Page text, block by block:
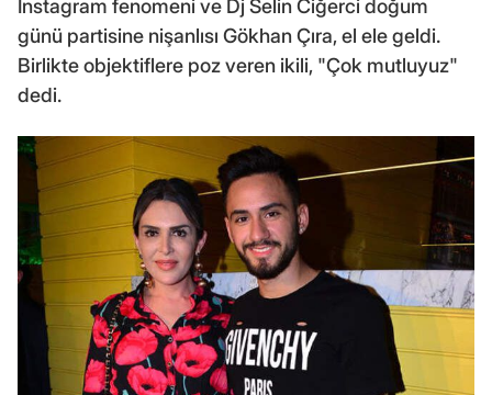
Instagram fenomeni ve Dj Selin Ciğerci doğum
günü partisine nişanlısı Gökhan Çıra, el ele geldi.
Birlikte objektiflere poz veren ikili, "Çok mutluyuz"
dedi.